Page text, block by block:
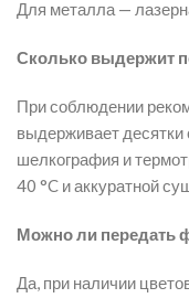
Для металла —
Сколько выдержит
При соблюдении
выдерживает десятки
шелкография и
40 °C и аккуратной
Можно ли передать
Да, при наличии